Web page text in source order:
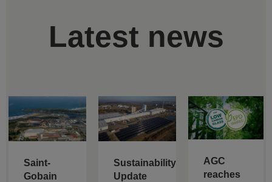
Latest news
Saint-
Gobain
Sustainability
Update
AGC
reaches